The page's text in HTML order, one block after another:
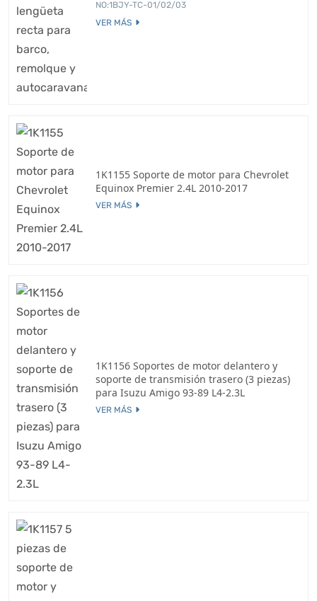
NO:1BJY-TC-01/02/03
VER MÁS
1K1155 Soporte de motor para Chevrolet
Equinox Premier 2.4L 2010-2017
VER MÁS
1K1156 Soportes de motor delantero y
soporte de transmisión trasero (3 piezas)
para Isuzu Amigo 93-89 L4-2.3L
VER MÁS